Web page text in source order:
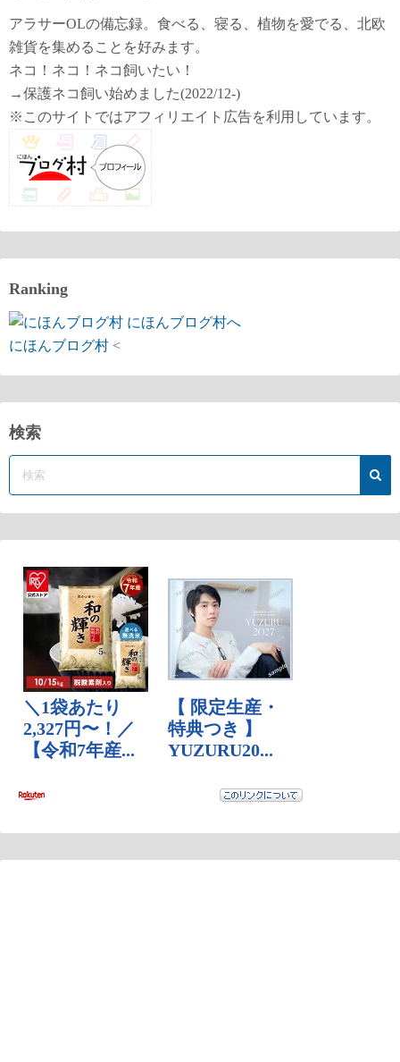
アラサーOLの備忘録。食べる、寝る、植物を愛でる、北欧
雑貨を集めることを好みます。
ネコ！ネコ！ネコ飼いたい！
→保護ネコ飼い始めました(2022/12-)
※このサイトではアフィリエイト広告を利用しています。
Ranking
にほんブログ村 <
検索